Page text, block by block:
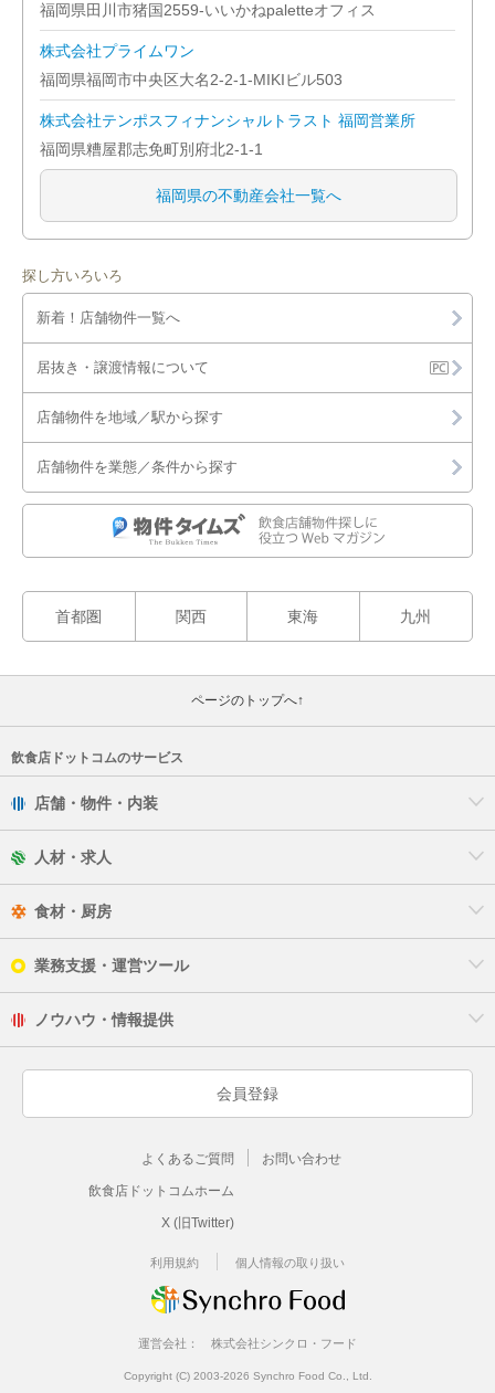
福岡県田川市猪国2559-いいかねpaletteオフィス
株式会社プライムワン
福岡県福岡市中央区大名2-2-1-MIKIビル503
株式会社テンポスフィナンシャルトラスト 福岡営業所
福岡県糟屋郡志免町別府北2-1-1
福岡県の不動産会社一覧へ
探し方いろいろ
新着！店舗物件一覧へ
居抜き・譲渡情報について
店舗物件を地域／駅から探す
店舗物件を業態／条件から探す
首都圏 関西 東海 九州
ページのトップへ↑
飲食店ドットコムのサービス
店舗・物件・内装
人材・求人
食材・厨房
業務支援・運営ツール
ノウハウ・情報提供
会員登録
よくあるご質問 お問い合わせ
飲食店ドットコムホーム
X (旧Twitter)
利用規約 個人情報の取り扱い
運営会社： 株式会社シンクロ・フード
Copyright (C) 2003-2026 Synchro Food Co., Ltd.